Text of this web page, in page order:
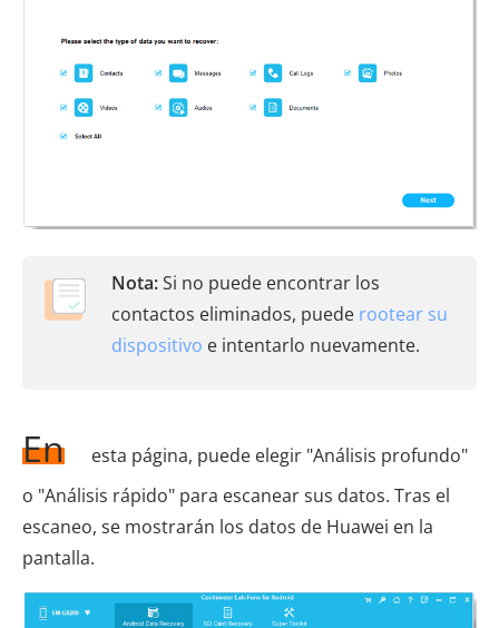
Nota:Si no puede encontrar los
contactos eliminados, puede rootear su
dispositivo e intentarlo nuevamente.
En
esta página, puede elegir "Análisis profundo"
o "Análisis rápido" para escanear sus datos. Tras el
escaneo, se mostrarán los datos de Huawei en la
pantalla.